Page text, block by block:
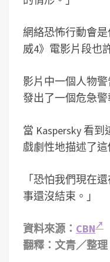
網絡恐怖行動會
威4》電影片段也
影片中一個人物
發出了一個危急
當 Kaspersky 看
戲劇性地描述了這
「恐怕我們現在
事還沒結束。」
資料來源： CBN
翻釋：文青／整